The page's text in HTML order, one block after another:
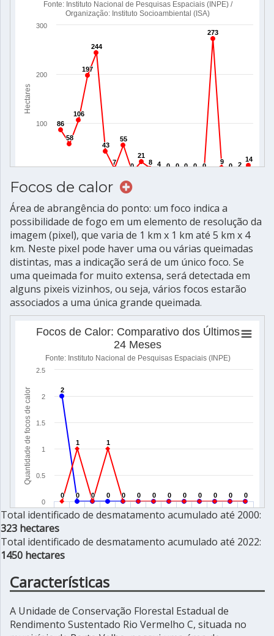
Focos de calor
Área de abrangência do ponto: um foco indica a
possibilidade de fogo em um elemento de resolução da
imagem (pixel), que varia de 1 km x 1 km até 5 km x 4
km. Neste pixel pode haver uma ou várias queimadas
distintas, mas a indicação será de um único foco. Se
uma queimada for muito extensa, será detectada em
alguns pixeis vizinhos, ou seja, vários focos estarão
associados a uma única grande queimada.
Total identificado de desmatamento acumulado até 2000:
323 hectares
Total identificado de desmatamento acumulado até 2022:
1450 hectares
Características
A Unidade de Conservação Florestal Estadual de
Rendimento Sustentado Rio Vermelho C, situada no